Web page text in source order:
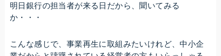
明日銀行の担当者が来る日だから、聞いてみる
か・・・
こんな感じで、事業再生に取組みたいけれど、中小企